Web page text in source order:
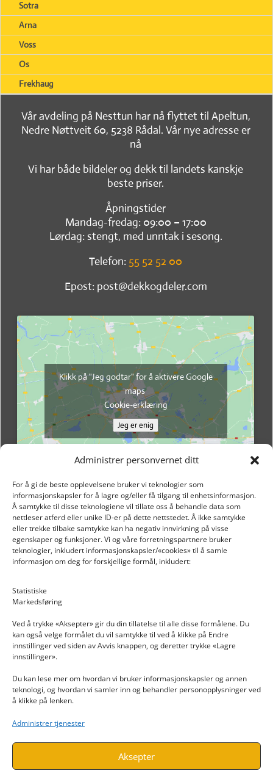
Administrer personvernet ditt
For å gi de beste opplevelsene bruker vi teknologier som
informasjonskapsler for å lagre og/eller få tilgang til enhetsinformasjon.
Å samtykke til disse teknologiene vil tillate oss å behandle data som
nettleser atferd eller unike ID-er på dette nettstedet. Å ikke samtykke
eller trekke tilbake samtykke kan ha negativ innvirkning på visse
egenskaper og funksjoner. Vi og våre forretningspartnere bruker
teknologier, inkludert informasjonskapsler/«cookies» til å samle
informasjon om deg for forskjellige formål, inkludert:
Statistiske
Markedsføring
Ved å trykke «Aksepter» gir du din tillatelse til alle disse formålene. Du
kan også velge formålet du vil samtykke til ved å klikke på Endre
innstillinger ved siden av Avvis knappen, og deretter trykke «Lagre
innstillinger».
Du kan lese mer om hvordan vi bruker informasjonskapsler og annen
teknologi, og hvordan vi samler inn og behandler personopplysninger ved
å klikke på lenken.
Administrer tjenester
Aksepter
Sotra
Arna
Voss
Os
Frekhaug
Vår avdeling på Nesttun har nå flyttet til Apeltun,
Nedre Nøttveit 60, 5238 Rådal. Vår nye adresse er
nå
Vi har både bildeler og dekk til landets kanskje
beste priser.
Åpningstider
Mandag-fredag: 09:00 – 17:00
Lørdag: stengt, med unntak i sesong.
Telefon: 55 52 52 00
Epost: post@dekkogdeler.com
Klikk på "Jeg godtar" for å aktivere Google
maps
Cookie-erklæring
Jeg er enig
INFORMASJON
Personvern